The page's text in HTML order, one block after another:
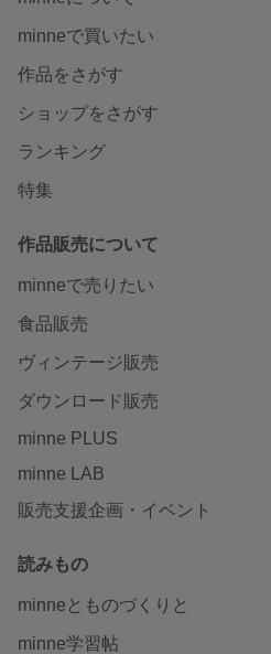
minneで買いたい
作品をさがす
ショップをさがす
ランキング
特集
作品販売について
minneで売りたい
食品販売
ヴィンテージ販売
ダウンロード販売
minne PLUS
minne LAB
販売支援企画・イベント
読みもの
minneとものづくりと
minne学習帖